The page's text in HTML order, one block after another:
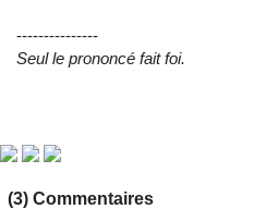
---------------
Seul le prononcé fait foi.
(3) Commentaires